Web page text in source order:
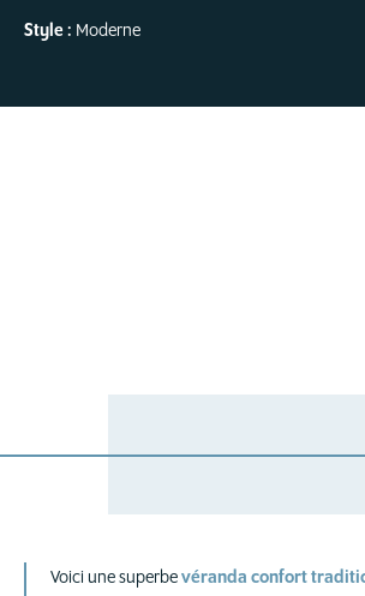
Style : Moderne
Voici une superbevéranda confort